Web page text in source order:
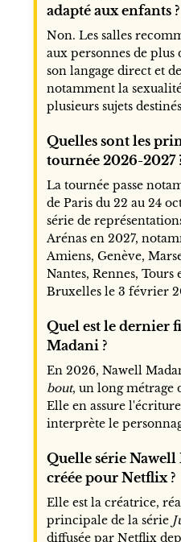
adapté aux enfants ?
Non. Les salles
aux personnes de plus
son langage direct et
notamment la
plusieurs sujets
Quelles sont les
tournée 2026-2027
La tournée passe
de Paris du 22 au 24
série de
Arénas en 2027,
Amiens, Genève,
Nantes, Rennes, Tours
Bruxelles le 3 février
Quel est le dernier
Madani ?
En 2026, Nawell
bout, un long métrage
Elle en assure
interprète le
Quelle série
créée pour Netflix ?
Elle est la créatrice,
principale de la série
diffusée par Netflix